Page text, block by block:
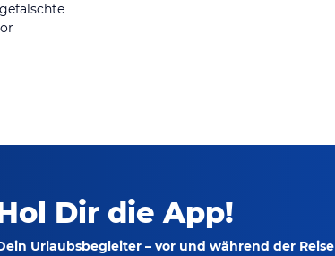
Dir die App!
Urlaubsbegleiter – vor und während der Reise